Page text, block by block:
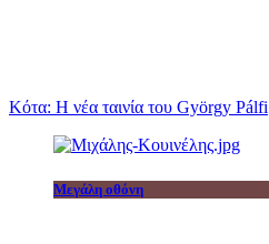
Κότα: Η νέα ταινία του György Pálfi
Μεγάλη οθόνη